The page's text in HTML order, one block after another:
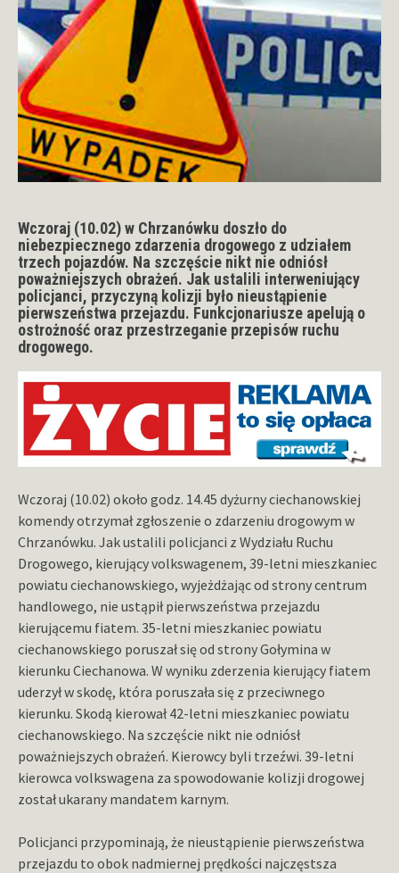
Wczoraj (10.02) w Chrzanówku doszło do
niebezpiecznego zdarzenia drogowego z udziałem
trzech pojazdów. Na szczęście nikt nie odniósł
poważniejszych obrażeń. Jak ustalili interweniujący
policjanci, przyczyną kolizji było nieustąpienie
pierwszeństwa przejazdu. Funkcjonariusze apelują o
ostrożność oraz przestrzeganie przepisów ruchu
drogowego.
Wczoraj (10.02) około godz. 14.45 dyżurny ciechanowskiej
komendy otrzymał zgłoszenie o zdarzeniu drogowym w
Chrzanówku. Jak ustalili policjanci z Wydziału Ruchu
Drogowego, kierujący volkswagenem, 39-letni mieszkaniec
powiatu ciechanowskiego, wyjeżdżając od strony centrum
handlowego, nie ustąpił pierwszeństwa przejazdu
kierującemu fiatem. 35-letni mieszkaniec powiatu
ciechanowskiego poruszał się od strony Gołymina w
kierunku Ciechanowa. W wyniku zderzenia kierujący fiatem
uderzył w skodę, która poruszała się z przeciwnego
kierunku. Skodą kierował 42-letni mieszkaniec powiatu
ciechanowskiego. Na szczęście nikt nie odniósł
poważniejszych obrażeń. Kierowcy byli trzeźwi. 39-letni
kierowca volkswagena za spowodowanie kolizji drogowej
został ukarany mandatem karnym.
Policjanci przypominają, że nieustąpienie pierwszeństwa
przejazdu to obok nadmiernej prędkości najczęstsza